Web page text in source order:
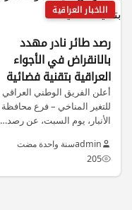
الاخبار العراقية
رصد طائر نادر مهدد
بالانقراض في الأجواء
العراقية بتقنية فضائية
أعلن الفريق الوطني العراقي
للتغير المناخي – فرع محافظة
الأنبار، يوم السبت، عن رصد…
adminسنة واحدة مضت
205